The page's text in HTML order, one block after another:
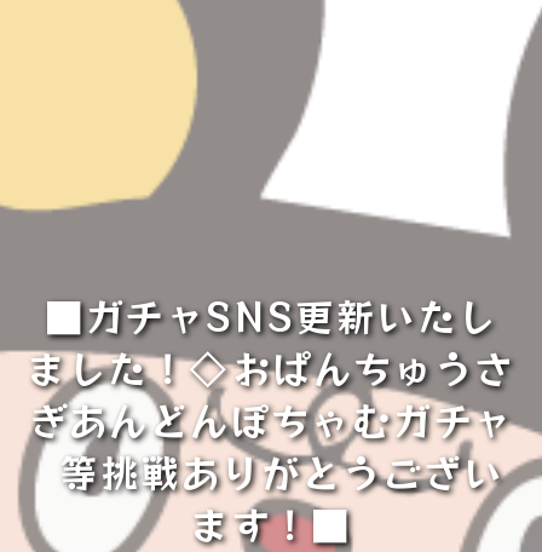
■ガチャSNS更新いたし
ました！◇⁡おぱんちゅうさ
ぎあんどんぽちゃむガチャ
⁡⁡ 等挑戦ありがとうござい
ます！■